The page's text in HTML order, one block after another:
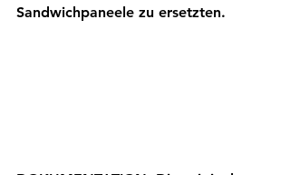
Sandwichpaneele zu ersetzten.